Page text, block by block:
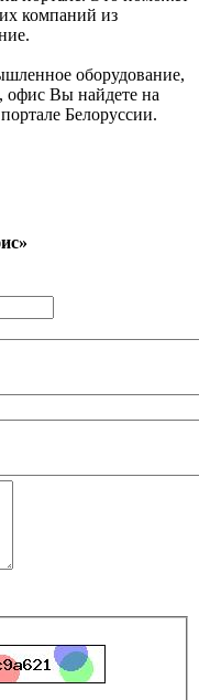
компаний из
оборудование,
офис Вы найдете на
Белоруссии.